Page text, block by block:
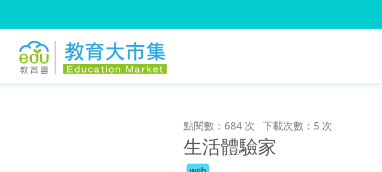
點閱數：684 次 下載次數：5 次
生活體驗家